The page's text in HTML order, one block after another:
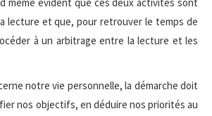
lecture et que, pour retrouver le temps de
à un arbitrage entre la lecture et les
notre vie personnelle, la démarche doit
nos objectifs, en déduire nos priorités au